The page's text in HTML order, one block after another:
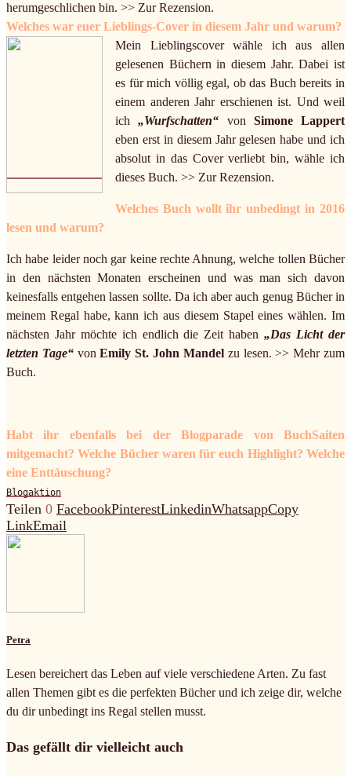
herumgeschlichen bin. >> Zur Rezension.
Welches war euer Lieblings-Cover in diesem Jahr und warum?
Mein Lieblingscover wähle ich aus allen
gelesenen Büchern in diesem Jahr. Dabei ist
es für mich völlig egal, ob das Buch bereits in
einem anderen Jahr erschienen ist. Und weil
ich„Wurfschatten“ von Simone Lappert
eben erst in diesem Jahr gelesen habe und ich
absolut in das Cover verliebt bin, wähle ich
dieses Buch. >> Zur Rezension.
Welches Buch wollt ihr unbedingt in 2016
lesen und warum?
Ich habe leider noch gar keine rechte Ahnung, welche tollen Bücher
in den nächsten Monaten erscheinen und was man sich davon
keinesfalls entgehen lassen sollte. Da ich aber auch genug Bücher in
meinem Regal habe, kann ich aus diesem Stapel eines wählen. Im
nächsten Jahr möchte ich endlich die Zeit haben„Das Licht der
letzten Tage“vonEmily St. John Mandelzu lesen. >> Mehr zum
Buch.
Habt ihr ebenfalls bei der Blogparade von BuchSaiten
mitgemacht? Welche Bücher waren für euch Highlight? Welche
eine Enttäuschung?
Blogaktion
Teilen 0 FacebookPinterestLinkedinWhatsappCopy
LinkEmail
Petra
Lesen bereichert das Leben auf viele verschiedene Arten. Zu fast
allen Themen gibt es die perfekten Bücher und ich zeige dir, welche
du dir unbedingt ins Regal stellen musst.
Das gefällt dir vielleicht auch